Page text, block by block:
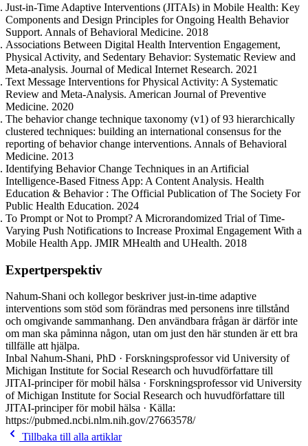
Just-in-Time Adaptive Interventions (JITAIs) in Mobile Health: Key
Components and Design Principles for Ongoing Health Behavior
Support. Annals of Behavioral Medicine. 2018
Associations Between Digital Health Intervention Engagement,
Physical Activity, and Sedentary Behavior: Systematic Review and
Meta-analysis. Journal of Medical Internet Research. 2021
Text Message Interventions for Physical Activity: A Systematic
Review and Meta-Analysis. American Journal of Preventive
Medicine. 2020
The behavior change technique taxonomy (v1) of 93 hierarchically
clustered techniques: building an international consensus for the
reporting of behavior change interventions. Annals of Behavioral
Medicine. 2013
Identifying Behavior Change Techniques in an Artificial
Intelligence-Based Fitness App: A Content Analysis. Health
Education & Behavior : The Official Publication of The Society For
Public Health Education. 2024
To Prompt or Not to Prompt? A Microrandomized Trial of Time-
Varying Push Notifications to Increase Proximal Engagement With a
Mobile Health App. JMIR MHealth and UHealth. 2018
Expertperspektiv
Nahum-Shani och kollegor beskriver just-in-time adaptive
interventions som stöd som förändras med personens inre tillstånd
och omgivande sammanhang. Den användbara frågan är därför inte
om man ska påminna någon, utan om just den här stunden är ett bra
tillfälle att hjälpa.
Inbal Nahum-Shani, PhD · Forskningsprofessor vid University of
Michigan Institute for Social Research och huvudförfattare till
JITAI-principer för mobil hälsa · Forskningsprofessor vid University
of Michigan Institute for Social Research och huvudförfattare till
JITAI-principer för mobil hälsa · Källa:
https://pubmed.ncbi.nlm.nih.gov/27663578/
Tillbaka till alla artiklar